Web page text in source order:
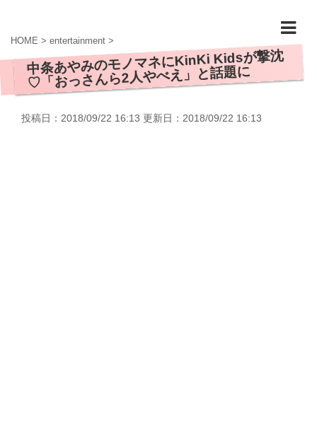
HOME > entertainment >
中条あやみのモノマネにKinKi Kidsが撃沈
♡「おっさんら2人やべえ」と話題に
投稿日：2018/09/22 16:13 更新日： 2018/09/22 16:13